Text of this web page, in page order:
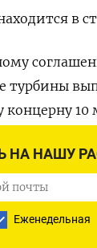
НА НАШУ
Еженедельная
в
турбины
концерну
90% не
опцион на